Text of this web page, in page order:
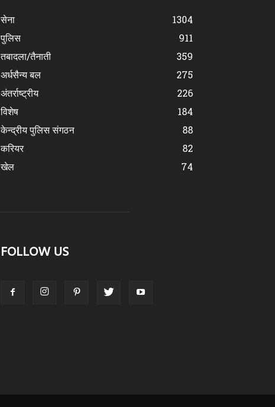
सेना
1304
पुलिस
911
तबादला/तैनाती
359
अर्धसैन्य बल
275
अंतर्राष्ट्रीय
226
विशेष
184
केन्द्रीय पुलिस संगठन
88
करियर
82
खेल
74
FOLLOW US